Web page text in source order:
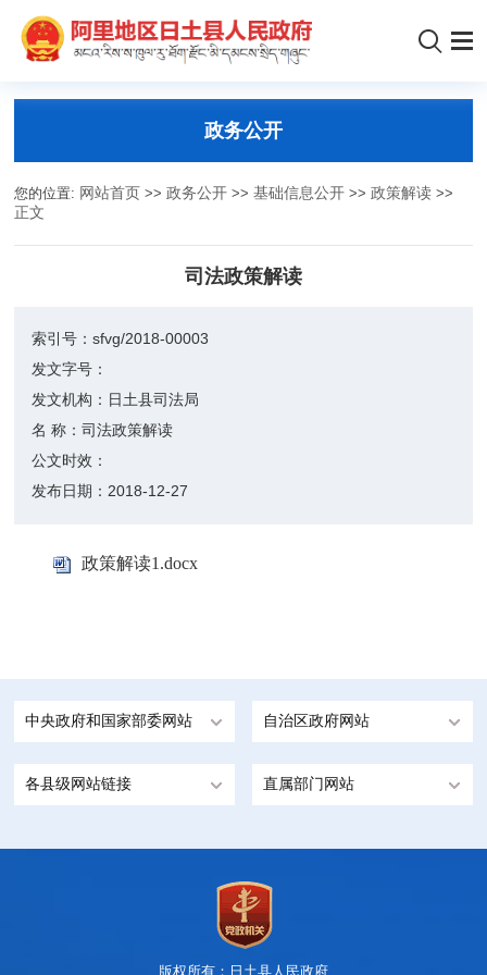
政务公开
您的位置: 网站首页 >>政务公开 >>基础信息公开 >>政策解读 >>
正文
司法政策解读
索引号：sfvg/2018-00003
发文字号：
发文机构： 日土县司法局
名 称：司法政策解读
公文时效：
发布日期： 2018-12-27
政策解读1.docx
中央政府和国家部委网站 自治区政府网站
各县级网站链接 直属部门网站
版权所有：日土县人民政府